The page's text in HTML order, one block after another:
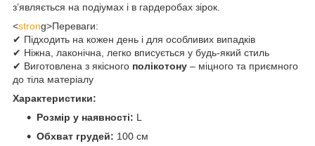
з’являється на подіумах і в гардеробах зірок.
<strong>Переваги:
✔ Підходить на кожен день і для особливих випадків
✔ Ніжна, лаконічна, легко вписується у будь-який стиль
✔ Виготовлена з якісного полікотону – міцного та приємного
до тіла матеріалу
Характеристики:
Розмір у наявності: L
Обхват грудей: 100 см